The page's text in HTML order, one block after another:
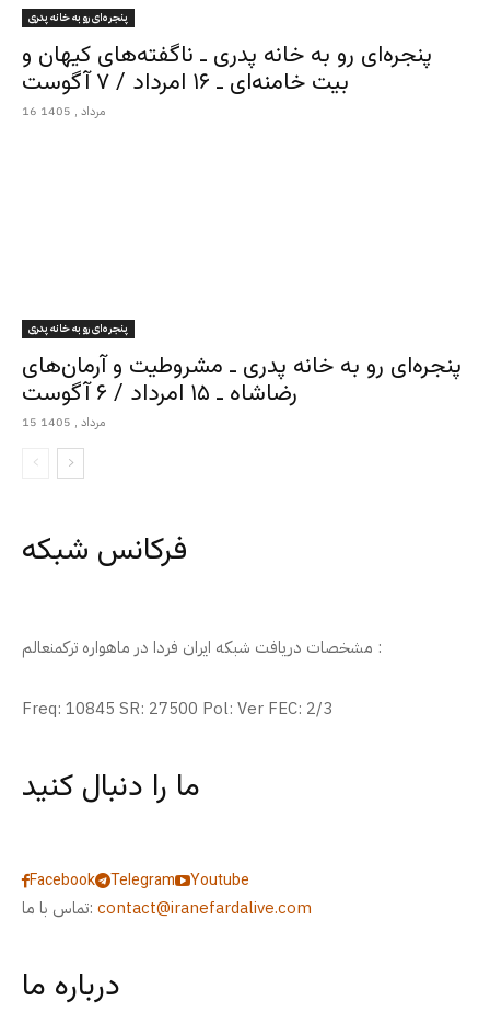
پنجره‌ای رو به خانه پدری
پنجره‌ای رو به خانه پدری ـ ناگفته‌های کیهان و
بیت خامنه‌ای ـ ۱۶ امرداد / ۷ آگوست
16 مرداد , 1405
پنجره‌ای رو به خانه پدری
پنجره‌ای رو به خانه پدری ـ مشروطیت و آرمان‌های
رضاشاه ـ ۱۵ امرداد / ۶ آگوست
15 مرداد , 1405
فرکانس شبکه
مشخصات دریافت شبکه ایران فردا در ماهواره ترکمنعالم :
Freq: 10845 SR: 27500 Pol: Ver FEC: 2/3
ما را دنبال کنید
Facebook Telegram
Youtube
تماس با ما: contact@iranefardalive.com
درباره ما